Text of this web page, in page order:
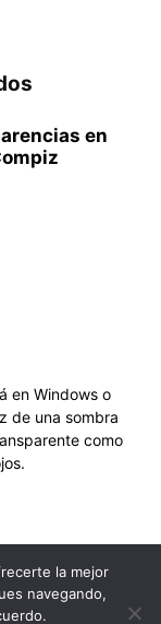
en
en Windows o
de una sombra
como
la mejor
navegando,